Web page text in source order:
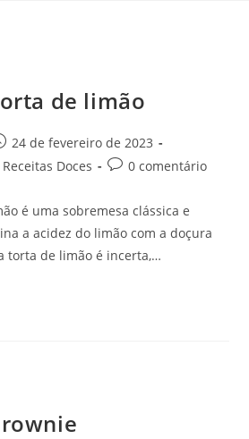
de limão
24 de fevereiro de 2023
Receitas Doces 0 comentário
é uma sobremesa clássica e
a acidez do limão com a doçura
torta de limão é incerta,…